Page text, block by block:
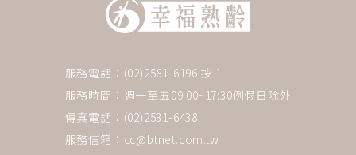
服務電話：(02)2581-6196 按 1
服務時間：週一至五09:00~17:30例假日除外
傳真電話：(02)2531-6438
服務信箱： cc@btnet.com.tw